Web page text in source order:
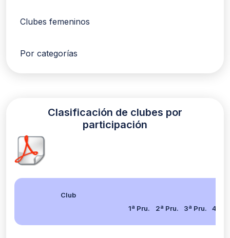
Clubes femeninos
Por categorías
Clasificación de clubes por
participación
Club
1ª Pru.
2ª Pru. 3ª Pru. 4ª